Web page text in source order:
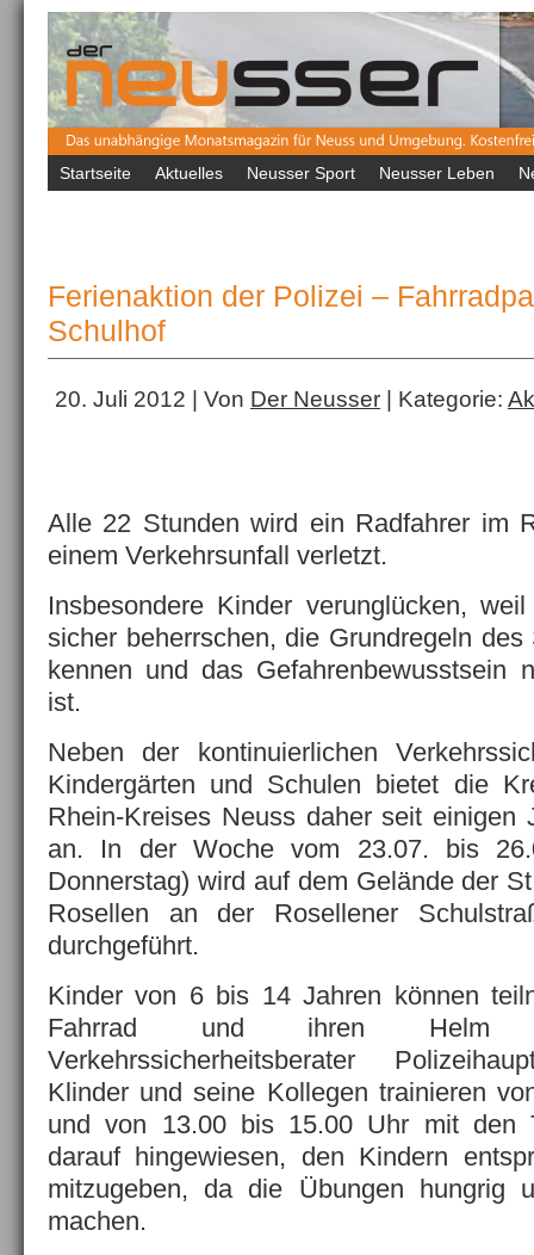
Startseite Aktuelles Neusser Sport Neusser Leben
Ferienaktion der Polizei –
Schulhof
20. Juli 2012 | Von Der Neusser | Kategorie:
Alle 22 Stunden wird ein Radfahrer im
einem Verkehrsunfall verletzt.
Insbesondere Kinder verunglücken,
sicher beherrschen, die Grundregeln
kennen und das Gefahrenbewusstsein
ist.
Neben der kontinuierlichen
Kindergärten und Schulen bietet die
Rhein-Kreises Neuss daher seit einigen
an. In der Woche vom 23.07. bis
Donnerstag) wird auf dem Gelände der
Rosellen an der Rosellener
durchgeführt.
Kinder von 6 bis 14 Jahren können
Fahrrad und ihren Helm
Verkehrssicherheitsberater
Klinder und seine Kollegen trainieren
und von 13.00 bis 15.00 Uhr mit den
darauf hingewiesen, den Kindern
mitzugeben, da die Übungen hungrig
machen.